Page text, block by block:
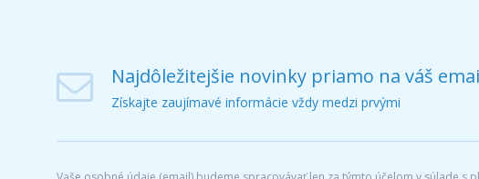
Najdôležitejšie novinky priamo na váš
Získajte zaujímavé informácie vždy medzi prvými